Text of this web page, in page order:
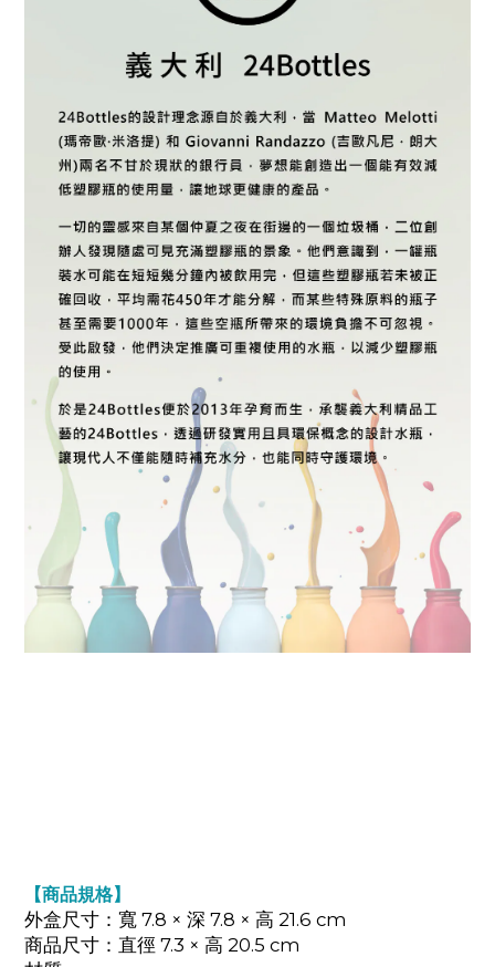
【商品規格】
外盒尺寸：寬 7.8 × 深 7.8 × 高 21.6 cm
商品尺寸：直徑 7.3 × 高 20.5 cm